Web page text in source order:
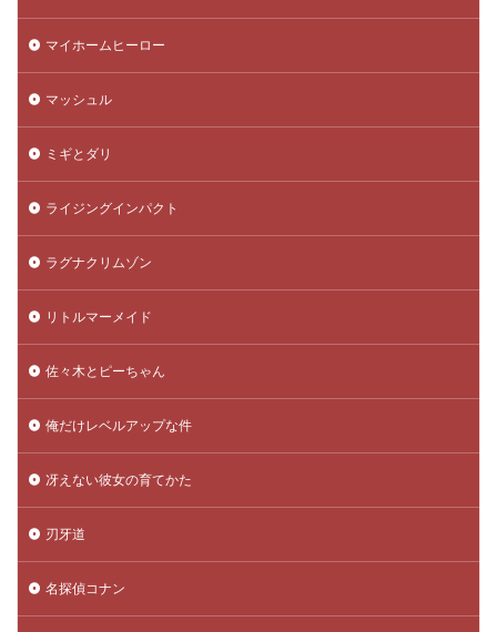
マイホームヒーロー
マッシュル
ミギとダリ
ライジングインパクト
ラグナクリムゾン
リトルマーメイド
佐々木とピーちゃん
俺だけレベルアップな件
冴えない彼女の育てかた
刃牙道
名探偵コナン